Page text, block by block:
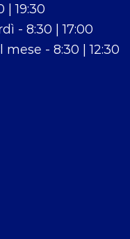
| 19:30
- 8:30 | 17:00
- 8:30 | 12:30